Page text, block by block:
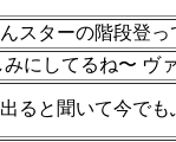
スターの階段登っ
にしてるね〜 ヴ
ると聞いて今でも